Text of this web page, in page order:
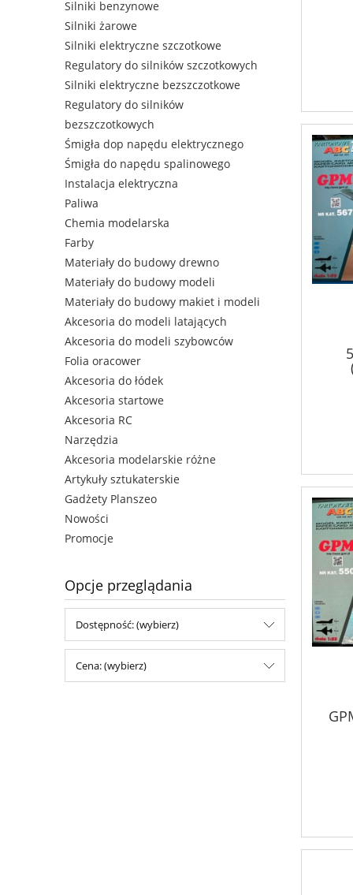
Silniki benzynowe
Silniki żarowe
Silniki elektryczne szczotkowe
Regulatory do silników szczotkowych
Silniki elektryczne bezszczotkowe
Regulatory do silników
bezszczotkowych
Śmigła dop napędu elektrycznego
Śmigła do napędu spalinowego
Instalacja elektryczna
Paliwa
Chemia modelarska
Farby
Materiały do budowy drewno
Materiały do budowy modeli
Materiały do budowy makiet i modeli
Akcesoria do modeli latających
Akcesoria do modeli szybowców
Folia oracower
Akcesoria do łódek
Akcesoria startowe
Akcesoria RC
Narzędzia
Akcesoria modelarskie różne
Artykuły sztukaterskie
Gadżety Planszeo
Nowości
Promocje
Opcje przeglądania
Dostępność: (wybierz)
Cena: (wybierz)